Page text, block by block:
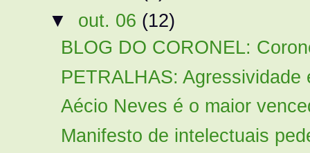
▼ out. 06 (12)
BLOG DO CORONEL:
PETRALHAS:
Aécio Neves é o maior
Manifesto de intelectuais